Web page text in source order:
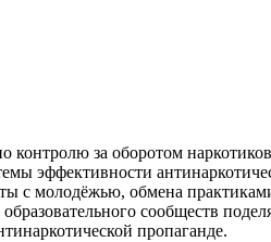
контролю за оборотом
эффективности
с молодёжью, обмена
сообществ
пропаганде.